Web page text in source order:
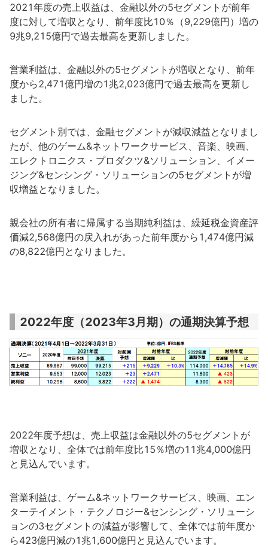
2021年度の売上収益は、金融以外の5セグメントが前年
度に対して増収となり、前年度比10％（9,229億円）増の
9兆9,215億円で過去最高を更新しました。
営業利益は、金融以外の5セグメントが増収となり、前年
度から2,471億円増の1兆2,023億円で過去最高を更新し
ました。
セグメント別では、金融セグメントが減収減益となりまし
たが、他のゲーム&ネットワークサービス、音楽、映画、
エレクトロニクス・プロダクツ&ソリューション、イメー
ジング&センシング・ソリューションの5セグメントが増
収増益となりました。
親会社の所有者に帰属する当期純利益は、繰延税金資産評
価減2,568億円の戻入れがあった前年度から1,474億円減
の8,822億円となりました。
2022年度（2023年3月期）の通期決算予想
2022年度予想は、売上収益は金融以外の5セグメントが
増収となり、全体では前年度比15％増の11兆4,000億円
と見込んでいます。
営業利益は、ゲーム&ネットワークサービス、映画、エン
ターテイメント・テクノロジー&センシング・ソリューシ
ョンの3セグメントの減益が影響して、全体では前年度か
ら423億円減の1兆1,600億円と見込んでいます。